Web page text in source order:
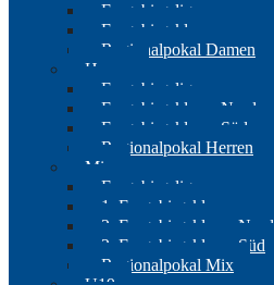
Erzgebirgsliga
Erzgebirgsklasse
Regionalpokal Damen
Herren
Erzgebirgsliga
Erzgebirgsklasse Nord
Erzgebirgsklasse Süd
Regionalpokal Herren
Mix
Erzgebirgsliga
1. Erzgebirgsklasse
2. Erzgebirgsklasse Nord
2. Erzgebirgsklasse Süd
Regionalpokal Mix